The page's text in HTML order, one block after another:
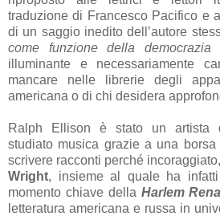
traduzione di Francesco Pacifico e
di un saggio inedito dell’autore
come funzione della democrazia
illuminante e necessariamente
mancare nelle librerie degli
americana o di chi desidera
Ralph Ellison è stato un artista
studiato musica grazie a una
scrivere racconti perché
Wright, insieme al quale ha
momento chiave della Harlem
letteratura americana e russa in